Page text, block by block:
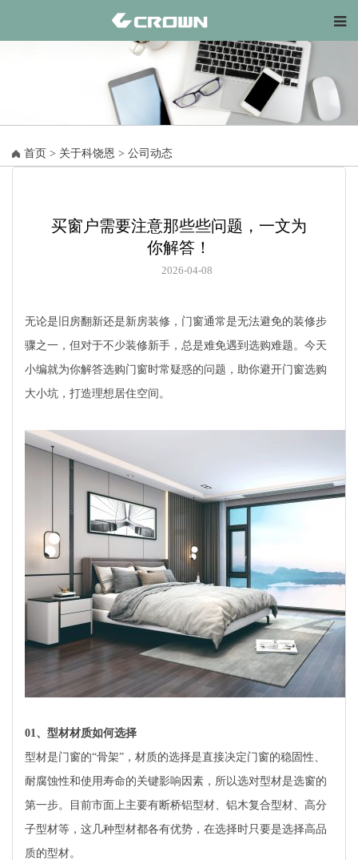
首页 > 关于科饶恩 > 公司动态
买窗户需要注意那些些问题，一文为
你解答！
2026-04-08
无论是旧房翻新还是新房装修，门窗通常是无法避免的装修步
骤之一，但对于不少装修新手，总是难免遇到选购难题。今天
小编就为你解答选购门窗时常疑惑的问题，助你避开门窗选购
大小坑，打造理想居住空间。
01、型材材质如何选择
型材是门窗的“骨架”，材质的选择是直接决定门窗的稳固性、
耐腐蚀性和使用寿命的关键影响因素，所以选对型材是选窗的
第一步。目前市面上主要有断桥铝型材、铝木复合型材、高分
子型材等，这几种型材都各有优势，在选择时只要是选择高品
质的型材。